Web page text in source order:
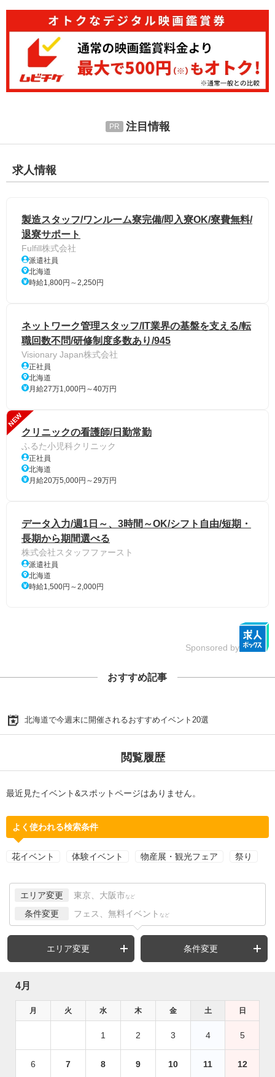
注目情報
求人情報
製造スタッフ/ワンルーム寮完備/即入寮OK/寮費無料/
退寮サポート
Fulfill株式会社
派遣社員
北海道
時給1,800円～2,250円
ネットワーク管理スタッフ/IT業界の基盤を支える/転
職回数不問/研修制度多数あり/945
Visionary Japan株式会社
正社員
北海道
月給27万1,000円～40万円
NEW
クリニックの看護師/日勤常勤
ふるた小児科クリニック
正社員
北海道
月給20万5,000円～29万円
データ入力/週1日～、3時間～OK/シフト自由/短期・
長期から期間選べる
株式会社スタッフファースト
派遣社員
北海道
時給1,500円～2,000円
Sponsored by
おすすめ記事
北海道で今週末に開催されるおすすめイベント20選
閲覧履歴
最近見たイベント&スポットページはありません。
よく使われる検索条件
花イベント 体験イベント 物産展・観光フェア 祭り
エリア変更 東京、大阪市 など
条件変更 フェス、無料イベント など
エリア変更 条件変更
4月
月 火 水 木 金 土 日
1 2 3 4 5
6 7 8 9 10 11 12